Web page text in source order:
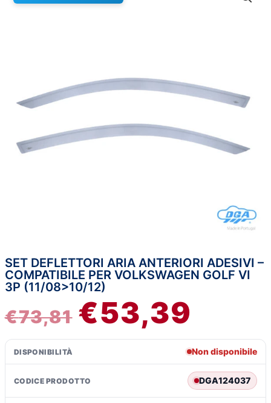
SET DEFLETTORI ARIA ANTERIORI ADESIVI –
COMPATIBILE PER VOLKSWAGEN GOLF VI
3P (11/08>10/12)
€73,81
IL
PREZZO
ORIGINALE
€73,81.
€53,39
IL
È:
€53,39.
DISPONIBILITÀ Non disponibile
CODICE PRODOTTO DGA124037